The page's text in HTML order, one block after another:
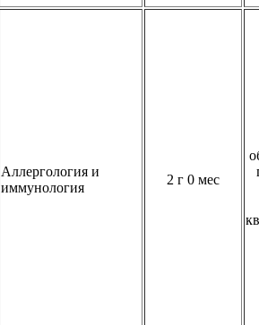
Аллергология и
иммунология
2 г 0 мес